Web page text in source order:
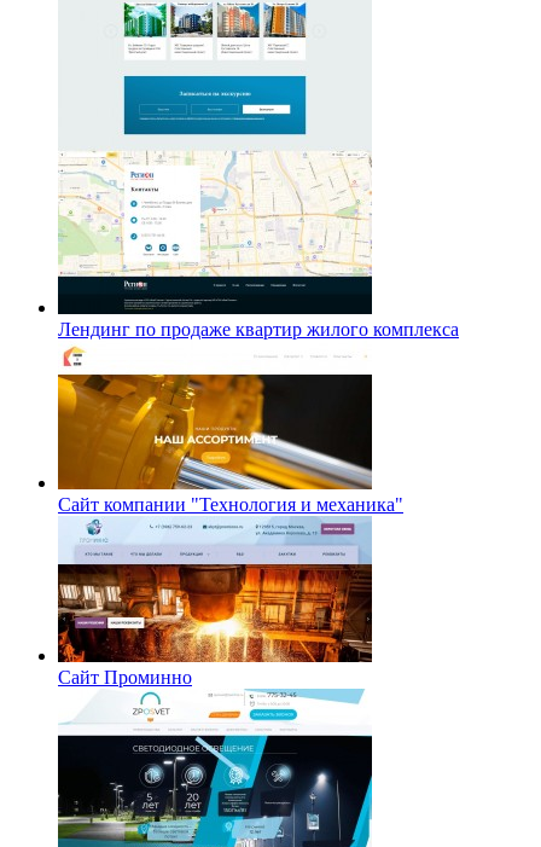
Лендинг по продаже квартир жилого комплекса
Сайт компании "Технология и механика"
Сайт Проминно